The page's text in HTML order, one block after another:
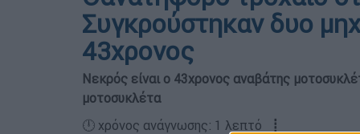
Συγκρούστηκαν δυο
43χρονος
Νεκρός είναι ο 43χρονος αναβάτης
μοτοσυκλέτα
🕛 χρόνος ανάγνωσης: 1 λεπτό ┋